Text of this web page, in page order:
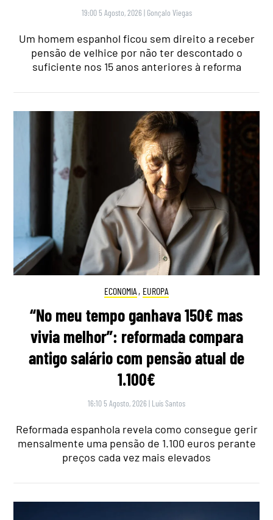
19:00 5 Agosto, 2026 | Gonçalo Viegas
Um homem espanhol ficou sem direito a receber
pensão de velhice por não ter descontado o
suficiente nos 15 anos anteriores à reforma
ECONOMIA , EUROPA
“No meu tempo ganhava 150€ mas
vivia melhor”: reformada compara
antigo salário com pensão atual de
1.100€
16:10 5 Agosto, 2026 | Luís Santos
Reformada espanhola revela como consegue gerir
mensalmente uma pensão de 1.100 euros perante
preços cada vez mais elevados